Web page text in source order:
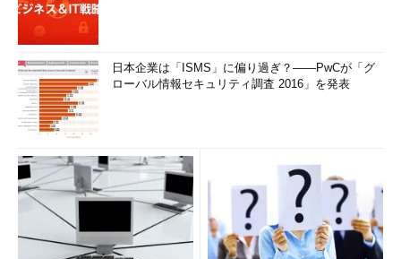
日本企業は「ISMS」に偏り過ぎ？――PwCが「グ
ローバル情報セキュリティ調査 2016」を発表